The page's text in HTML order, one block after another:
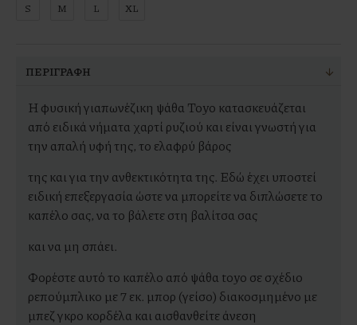
S
M L XL
ΠΕΡΙΓΡΑΦΉ
Η φυσική γιαπωνέζικη ψάθα Toyo κατασκευάζεται
από ειδικά νήματα χαρτί ρυζιού και είναι γνωστή για
την απαλή υφή της, το ελαφρύ βάρος
της και για την ανθεκτικότητα της. Εδώ έχει υποστεί
ειδική επεξεργασία ώστε να μπορείτε να διπλώσετε το
καπέλο σας, να το βάλετε στη βαλίτσα σας
και να μη σπάει.
Φορέστε αυτό το καπέλο από ψάθα toyo σε σχέδιο
ρεπούμπλικο με 7 εκ. μπορ (γείσο) διακοσμημένο με
μπεζ γκρο κορδέλα και αισθανθείτε άνεση